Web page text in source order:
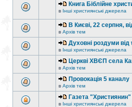
Книга Біблійне
в Інші християнські джерела
В Києві, 22 серпня,
в Архів тем
Духовні роздуми
в Інші християнські джерела
Церкві ХВЄП села
в Архів тем
Провокація 5 каналу
в Архів тем
Газета
в Інші християнські джерела